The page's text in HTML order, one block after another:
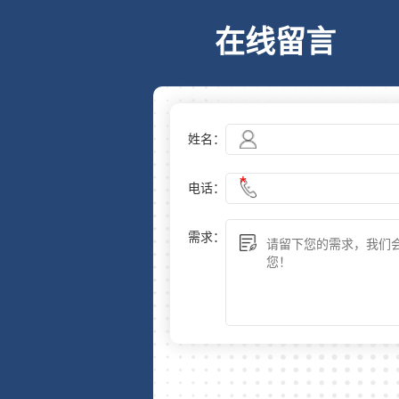
在线留言
姓名：
电话：
需求：